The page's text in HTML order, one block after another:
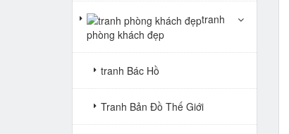
tranh
phòng khách đẹp
tranh Bác Hồ
Tranh Bản Đồ Thế Giới